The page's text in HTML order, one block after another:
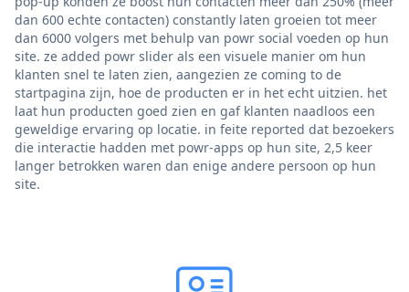
dan 600 echte contacten) constantly laten groeien tot meer
dan 6000 volgers met behulp van powr social voeden op hun
site. ze added powr slider als een visuele manier om hun
klanten snel te laten zien, aangezien ze coming to de
startpagina zijn, hoe de producten er in het echt uitzien. het
laat hun producten goed zien en gaf klanten naadloos een
geweldige ervaring op locatie. in feite reported dat bezoekers
die interactie hadden met powr-apps op hun site, 2,5 keer
langer betrokken waren dan enige andere persoon op hun
site.